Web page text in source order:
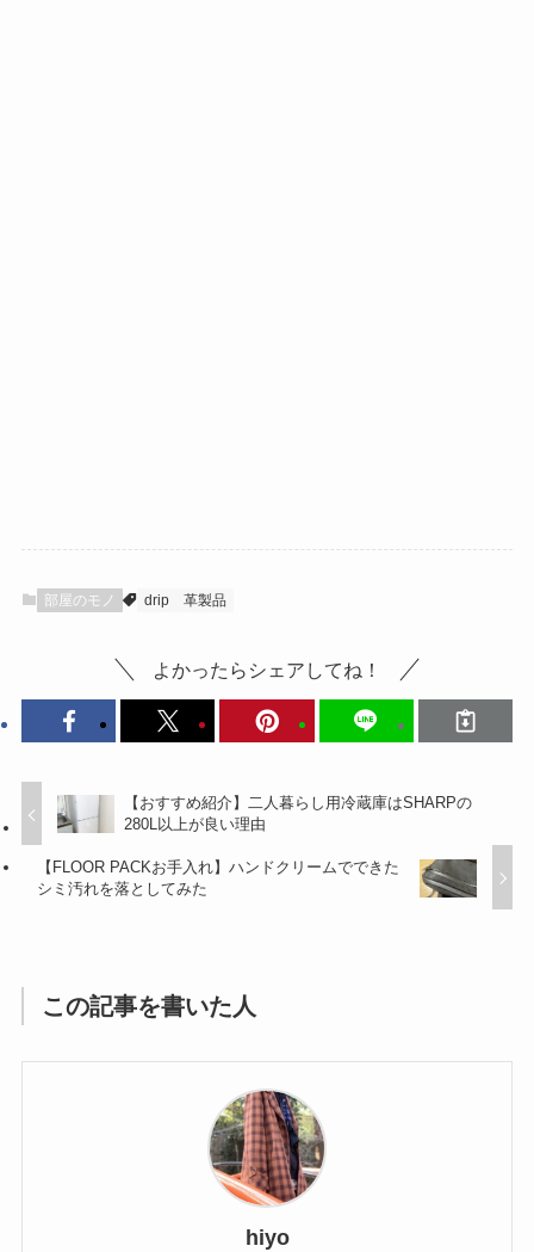
部屋のモノ drip 革製品
よかったらシェアしてね！
【おすすめ紹介】二人暮らし用冷蔵庫はSHARPの
280L以上が良い理由
【FLOOR PACKお手入れ】ハンドクリームでできた
シミ汚れを落としてみた
この記事を書いた人
hiyo